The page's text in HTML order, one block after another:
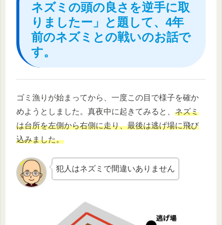
ネズミの頭の良さを逆手に取
りましたー」と題して、4年
前のネズミとの戦いのお話で
す。
ゴミ漁りが始まってから、一度この目で様子を確か
めようとしました。真夜中に起きてみると、 ネズミ
は台所を左側から右側に走り、最後は逃げ場に飛び
込みました。
犯人はネズミで間違いありません